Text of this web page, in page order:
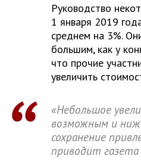
Руководство
1 января 2019
среднем на 3%.
большим, как у
что прочие
увеличить
«Небольшое
возможным и
сохранение
приводит газета